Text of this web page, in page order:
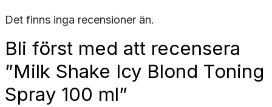
Det finns inga recensioner än.
Bli först med att recensera
”Milk Shake Icy Blond Toning
Spray 100 ml”